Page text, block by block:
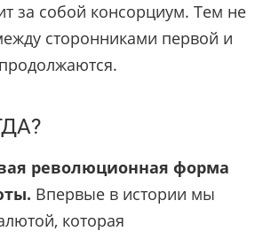
за собой консорциум. Тем не
сторонниками первой и
революционная форма
Впервые в истории мы
которая